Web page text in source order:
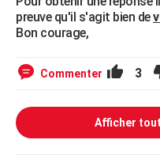
preuve qu'il s'agit bien de
Bon courage,
Commenter 3
Afficher